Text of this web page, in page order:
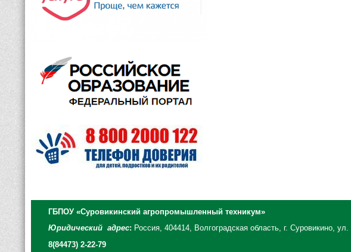
ГБПОУ «Суровикинский агропромышленный техникум»
Юридический адрес: Россия, 404414, Волгоградская область, г. Суровикино,
8(84473) 2-22-79